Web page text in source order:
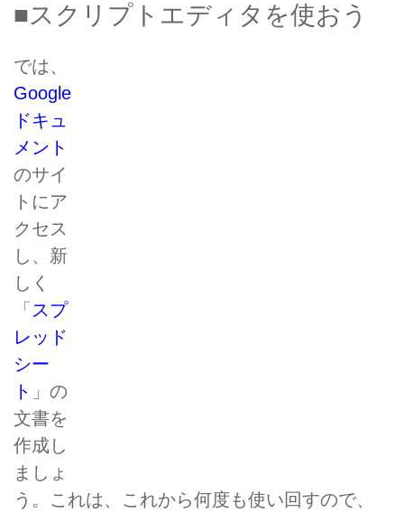
■スクリプトエディタを使おう
では、
Google
ドキュ
メント
のサイ
トにア
クセス
し、新
しく
「 スプ
レッド
シー
ト 」の
文書を
作成し
ましょ
う。これは、これから何度も使い回すので、